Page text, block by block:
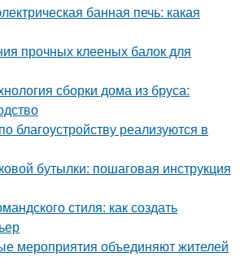
банная печь: какая
прочных клееных балок для
сборки дома из бруса:
благоустройству реализуются в
бутылки: пошаговая инструкция
стиля: как создать
мероприятия объединяют жителей